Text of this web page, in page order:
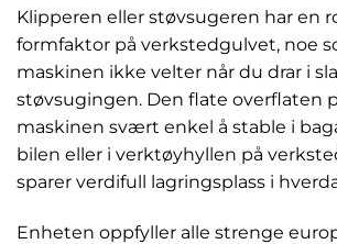
Klipperen eller støvsugeren har en
formfaktor på verkstedgulvet, noe
maskinen ikke velter når du drar i
støvsugingen. Den flate overflaten
maskinen svært enkel å stable i
bilen eller i verktøyhyllen på
sparer verdifull lagringsplass i
Enheten oppfyller alle strenge